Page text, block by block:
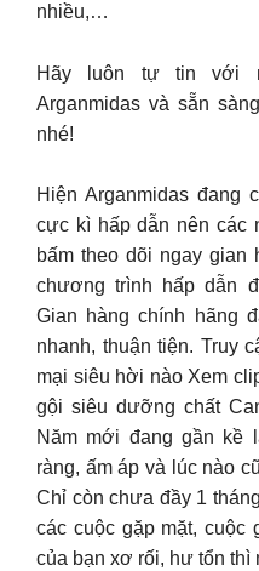
nhiều,…
Hãy luôn tự tin với
Arganmidas và sẵn
nhé!
Hiện Arganmidas đang
cực kì hấp dẫn nên các
bấm theo dõi ngay
chương trình hấp dẫn
Gian hàng chính hãng
nhanh, thuận tiện. Truy
mại siêu hời nào Xem
gội siêu dưỡng chất
Năm mới đang gần kề
ràng, ấm áp và lúc nào
Chỉ còn chưa đầy 1
các cuộc gặp mặt, cuộc
của bạn xơ rối, hư tổn thì